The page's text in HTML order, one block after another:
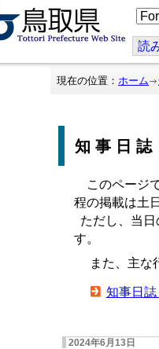
こ
の
ジ
を
翻
読
現在の位置： ホーム
知事日誌
このページ
程の掲載は土
ただし、当
す。
また、主な
知事日誌
2024年6月13日